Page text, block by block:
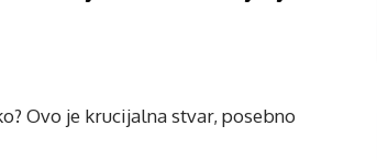
Ovo je krucijalna stvar, posebno